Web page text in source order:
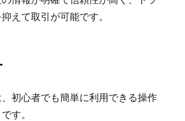
えて取引が可能です。
初心者でも簡単に利用できる操作
す。